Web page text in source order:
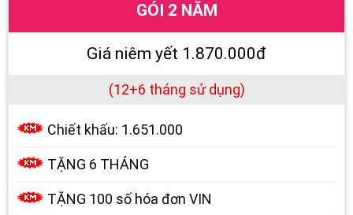
GÓI 2 NĂM
Giá niêm yết 1.870.000đ
(12+6 tháng sử dụng)
Chiết khấu: 1.651.000
TẶNG 6 THÁNG
TẶNG 100 số hóa đơn VIN